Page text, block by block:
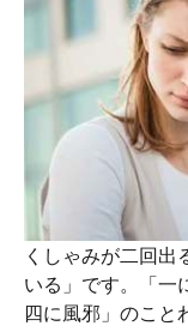
くしゃみが二回出
いる」です。「一
四に風邪」のこと